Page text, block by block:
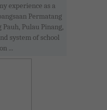
experience as a
Permatang
Pulau Pinang,
system of school
...